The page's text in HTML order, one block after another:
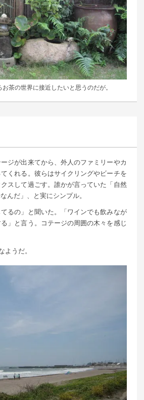
茶の世界に接近したいと思うのだが。
日：
郎
ジが出来てから、外人のファミリーやカ
くれる。彼らはサイクリングやビーチを
スして過ごす。誰かが言っていた「自然
んだ」、と実にシンプル。
てるの」と聞いた。「ワインでも飲みなが
」と言う。コテージの周囲の木々を感じ
ようだ。